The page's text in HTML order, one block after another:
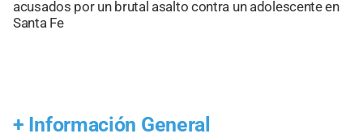
acusados por un brutal asalto contra un adolescente en
Santa Fe
+ Información General